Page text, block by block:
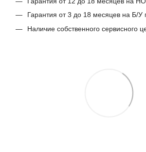
Гарантия от 3 до 18 месяцев на Б/У
Наличие собственного сервисного